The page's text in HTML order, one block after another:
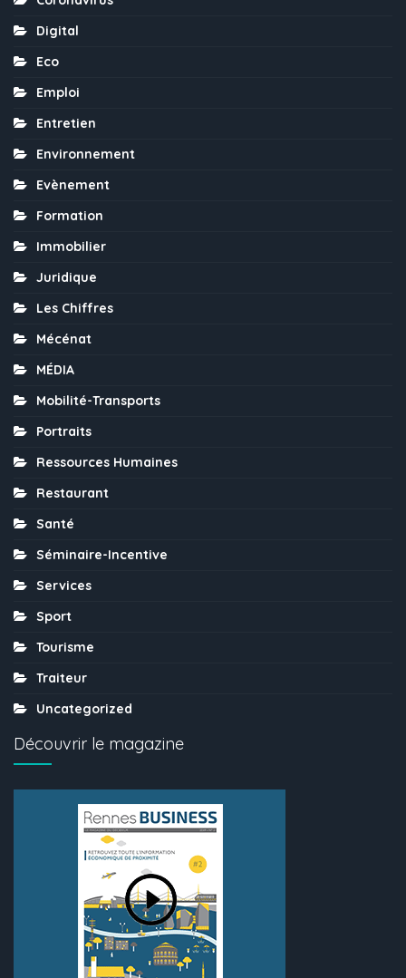
Digital
Eco
Emploi
Entretien
Environnement
Evènement
Formation
Immobilier
Juridique
Les Chiffres
Mécénat
MÉDIA
Mobilité-Transports
Portraits
Ressources Humaines
Restaurant
Santé
Séminaire-Incentive
Services
Sport
Tourisme
Traiteur
Uncategorized
Découvrir le magazine